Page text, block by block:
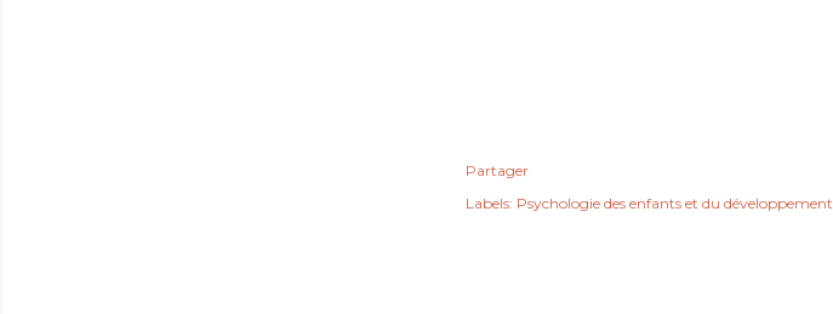
Partager
Labels: Psychologie des enfants et du développement